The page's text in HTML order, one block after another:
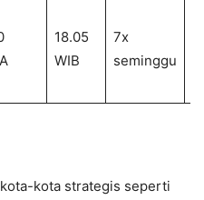
18.05
WIB
7x
seminggu
kota strategis seperti